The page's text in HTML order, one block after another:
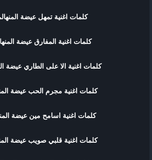
كلمات اغنية تمهل عيضة
كلمات اغنية المفارق عيضة
كلمات اغنية الا على الطاري عيضة
كلمات اغنية مجرم الحب عيضة
كلمات اغنية اسامح مين عيضة
كلمات اغنية قلبي صويب عيضة